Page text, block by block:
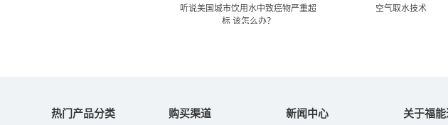
听说美国城市饮用水中致癌物严重超
标 该怎么办？
空气取水技术
热门产品分类 购买渠道 新闻中心 关于福